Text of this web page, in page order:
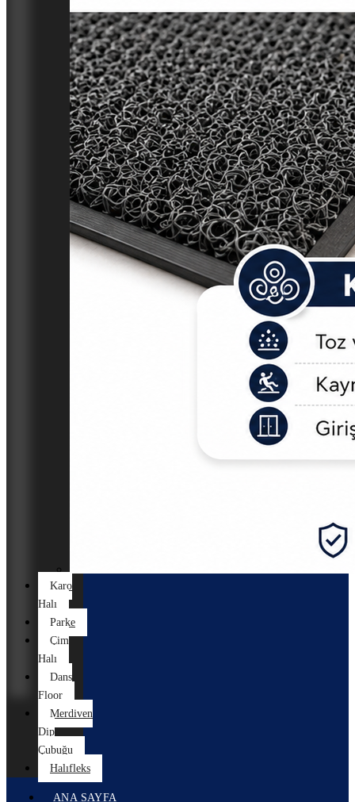
Karo
Halı
Parke
Çim
Halı
Dans
Floor
Merdiven
Dip
Çubuğu
Halıfleks
ANA SAYFA